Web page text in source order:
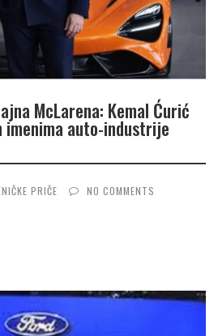
McLarena: Kemal Ćurić
auto-industrije
PRIČE NO COMMENTS